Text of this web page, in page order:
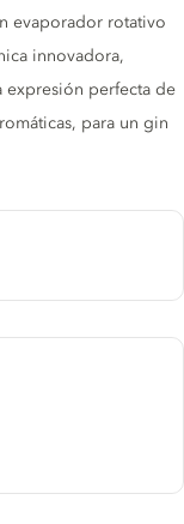
evaporador rotativo
innovadora,
expresión perfecta de
para un gin